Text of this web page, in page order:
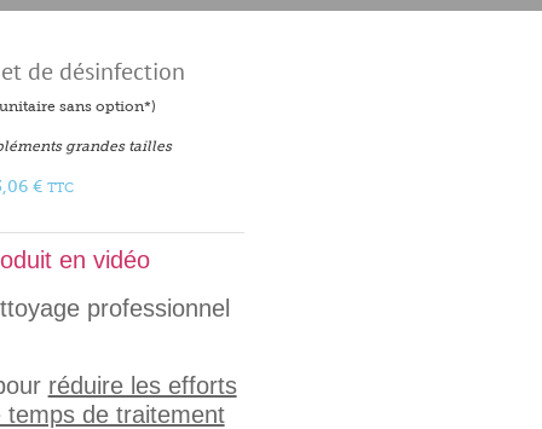
de désinfection
sans option*)
grandes tailles
€ TTC
en vidéo
professionnel
réduire les efforts
temps de traitement